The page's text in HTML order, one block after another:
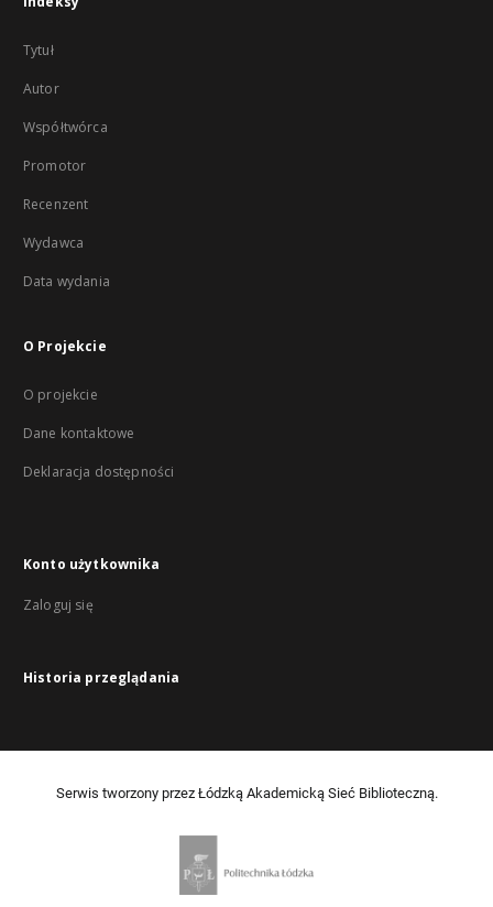
Tytuł
Autor
Współtwórca
Promotor
Recenzent
Wydawca
Data wydania
O Projekcie
O projekcie
Dane kontaktowe
Deklaracja dostępności
Konto użytkownika
Zaloguj się
Historia przeglądania
Serwis tworzony przez Łódzką Akademicką Sieć Biblioteczną.